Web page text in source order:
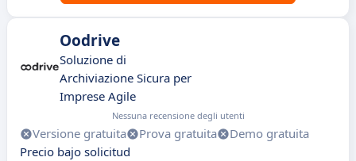
Oodrive
Soluzione di
Archiviazione Sicura per
Imprese Agile
Nessuna recensione degli utenti
Versione gratuita Prova gratuita
Demo gratuita
Precio bajo solicitud